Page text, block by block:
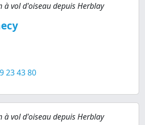
à vol d'oiseau depuis Herblay
23 43 80
à vol d'oiseau depuis Herblay